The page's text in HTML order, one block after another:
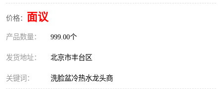
价格： 面议
产品数量： 999.00个
发货地址： 北京市丰台区
关键词： 洗脸盆冷热水龙头商